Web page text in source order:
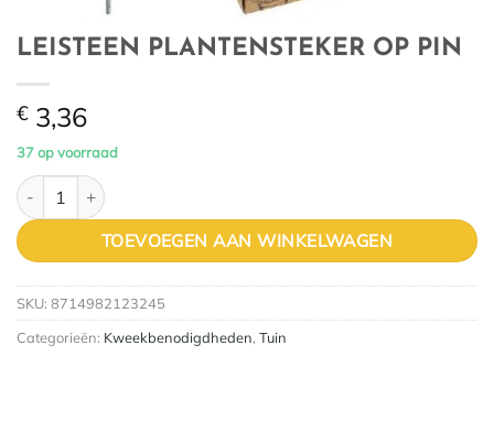
LEISTEEN PLANTENSTEKER OP PIN
€ 3,36
37 op voorraad
LEISTEEN PLANTENSTEKER OP PIN aantal
TOEVOEGEN AAN WINKELWAGEN
SKU: 8714982123245
Categorieën: Kweekbenodigdheden, Tuin